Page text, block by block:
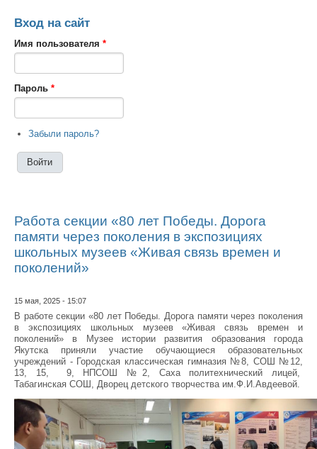
Вход на сайт
Имя пользователя *
Пароль *
Забыли пароль?
Работа секции «80 лет Победы. Дорога
памяти через поколения в экспозициях
школьных музеев «Живая связь времен и
поколений»
15 мая, 2025 - 15:07
В работе секции «80 лет Победы. Дорога памяти через поколения
в экспозициях школьных музеев «Живая связь времен и
поколений» в Музее истории развития образования города
Якутска приняли участие обучающиеся образовательных
учреждений - Городская классическая гимназия №8, СОШ №12,
13, 15, 9, НПСОШ №2, Саха политехнический лицей,
Табагинская СОШ, Дворец детского творчества им.Ф.И.Авдеевой.